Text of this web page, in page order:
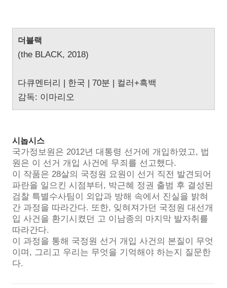
더블랙
(the BLACK, 2018)
다큐멘터리 | 한국 | 70분 | 컬러+흑백
감독: 이마리오
시놉시스
국가정보원은 2012년 대통령 선거에 개입하였고, 법
원은 이 선거 개입 사건에 무죄를 선고했다.
이 작품은 28살의 국정원 요원이 선거 직전 발견되어
파란을 일으킨 시점부터, 박근혜 정권 출범 후 결성된
검찰 특별수사팀이 외압과 방해 속에서 진실을 밝혀
간 과정을 따라간다. 또한, 잊혀져가던 국정원 대선개
입 사건을 환기시켰던 고 이남종의 마지막 발자취를
따라간다.
이 과정을 통해 국정원 선거 개입 사건의 본질이 무엇
이며, 그리고 우리는 무엇을 기억해야 하는지 질문한
다.